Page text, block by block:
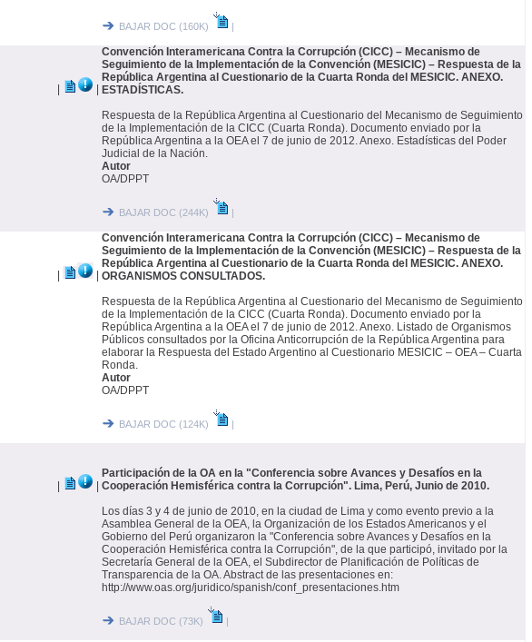
BAJAR DOC (160K) |
Convención Interamericana Contra la Corrupción (CICC) – Mecanismo de
Seguimiento de la Implementación de la Convención (MESICIC) – Respuesta de la
República Argentina al Cuestionario de la Cuarta Ronda del MESICIC. ANEXO.
ESTADÍSTICAS.
Respuesta de la República Argentina al Cuestionario del Mecanismo de Seguimiento
de la Implementación de la CICC (Cuarta Ronda). Documento enviado por la
República Argentina a la OEA el 7 de junio de 2012. Anexo. Estadísticas del Poder
Judicial de la Nación.
Autor
OA/DPPT
BAJAR DOC (244K) |
Convención Interamericana Contra la Corrupción (CICC) – Mecanismo de
Seguimiento de la Implementación de la Convención (MESICIC) – Respuesta de la
República Argentina al Cuestionario de la Cuarta Ronda del MESICIC. ANEXO.
ORGANISMOS CONSULTADOS.
Respuesta de la República Argentina al Cuestionario del Mecanismo de Seguimiento
de la Implementación de la CICC (Cuarta Ronda). Documento enviado por la
República Argentina a la OEA el 7 de junio de 2012. Anexo. Listado de Organismos
Públicos consultados por la Oficina Anticorrupción de la República Argentina para
elaborar la Respuesta del Estado Argentino al Cuestionario MESICIC – OEA – Cuarta
Ronda.
Autor
OA/DPPT
BAJAR DOC (124K) |
Participación de la OA en la "Conferencia sobre Avances y Desafíos en la
Cooperación Hemisférica contra la Corrupción". Lima, Perú, Junio de 2010.
Los días 3 y 4 de junio de 2010, en la ciudad de Lima y como evento previo a la
Asamblea General de la OEA, la Organización de los Estados Americanos y el
Gobierno del Perú organizaron la "Conferencia sobre Avances y Desafíos en la
Cooperación Hemisférica contra la Corrupción", de la que participó, invitado por la
Secretaría General de la OEA, el Subdirector de Planificación de Políticas de
Transparencia de la OA. Abstract de las presentaciones en:
http://www.oas.org/juridico/spanish/conf_presentaciones.htm
BAJAR DOC (73K) |